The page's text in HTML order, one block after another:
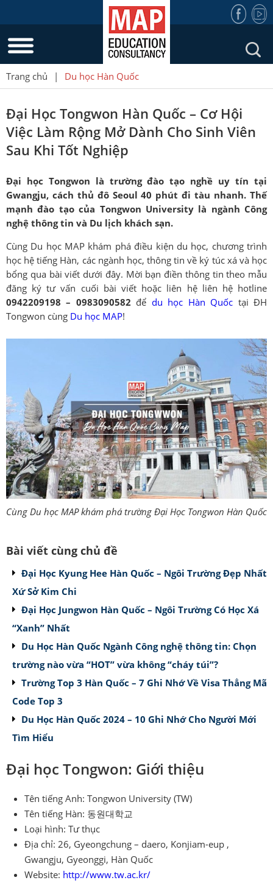
Trang chủ | Du học Hàn Quốc
Đại Học Tongwon Hàn Quốc – Cơ Hội
Việc Làm Rộng Mở Dành Cho Sinh Viên
Sau Khi Tốt Nghiệp
Đại học Tongwon là trường đào tạo nghề uy tín tại
Gwangju, cách thủ đô Seoul 40 phút đi tàu nhanh. Thế
mạnh đào tạo của Tongwon University là ngành Công
nghệ thông tin và Du lịch khách sạn.
Cùng Du học MAP khám phá điều kiện du học, chương trình
học hệ tiếng Hàn, các ngành học, thông tin về ký túc xá và học
bổng qua bài viết dưới đây. Mời bạn điền thông tin theo mẫu
đăng ký tư vấn cuối bài viết hoặc liên hệ liên hệ hotline
0942209198 – 0983090582 để du học Hàn Quốc tại ĐH
Tongwon cùng Du học MAP!
Cùng Du học MAP khám phá trường Đại Học Tongwon Hàn Quốc
Bài viết cùng chủ đề
Đại Học Kyung Hee Hàn Quốc – Ngôi Trường Đẹp Nhất
Xứ Sở Kim Chi
Đại Học Jungwon Hàn Quốc – Ngôi Trường Có Học Xá
“Xanh” Nhất
Du Học Hàn Quốc Ngành Công nghệ thông tin: Chọn
trường nào vừa “HOT” vừa không “cháy túi”?
Trường Top 3 Hàn Quốc – 7 Ghi Nhớ Về Visa Thẳng Mã
Code Top 3
Du Học Hàn Quốc 2024 – 10 Ghi Nhớ Cho Người Mới
Tìm Hiểu
Đại học Tongwon: Giới thiệu
Tên tiếng Anh: Tongwon University (TW)
Tên tiếng Hàn: 동원대학교
Loại hình: Tư thục
Địa chỉ: 26, Gyeongchung – daero, Konjiam-eup ,
Gwangju, Gyeonggi, Hàn Quốc
Website: http://www.tw.ac.kr/